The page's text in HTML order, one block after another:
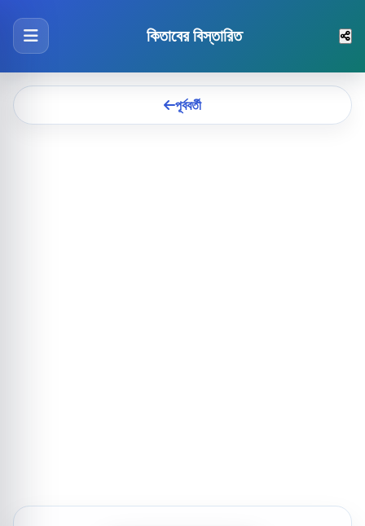
কিতাবের বিস্তারিত
পূর্ববর্তী